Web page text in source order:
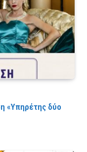
«Υπηρέτης δύο